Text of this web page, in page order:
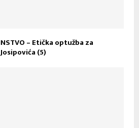
– Etička optužba za
(5)